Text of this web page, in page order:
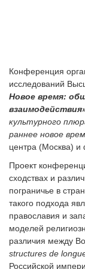
Конференция
исследований
Новое время:
культурного
раннее новое
центра (Москва)
Проект
сходствах и
пограничье в
такого подхода
православия и
моделей
различия между
structures de
Российской